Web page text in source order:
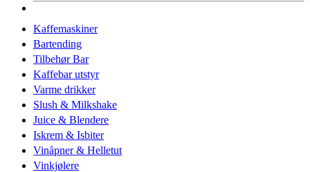
Kaffemaskiner
Bartending
Tilbehør Bar
Kaffebar utstyr
Varme drikker
Slush & Milkshake
Juice & Blendere
Iskrem & Isbiter
Vinåpner & Helletut
Vinkjølere